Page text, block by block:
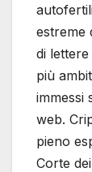
estreme
di
più
immessi
web.
pieno
Corte